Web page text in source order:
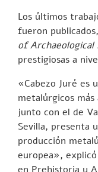
Los últimos
fueron
of Archaeological
prestigiosas a
«Cabezo Juré es
metalúrgicos
junto con el de
Sevilla, presenta
producción
europea»,
en Prehistoria y